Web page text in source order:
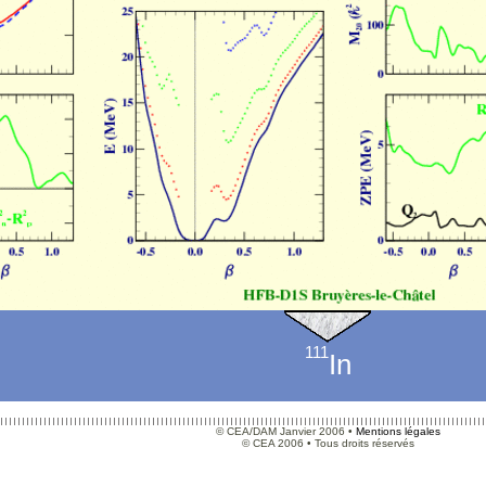
111In
© CEA/DAM Janvier 2006 • Mentions légales
© CEA 2006 • Tous droits réservés